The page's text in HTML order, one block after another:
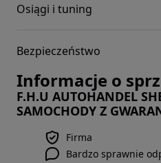
Osiągi i tuning
Bezpieczeństwo
Informacje o
F.H.U AUTOHANDEL
SAMOCHODY Z
Firma
Bardzo sprawnie